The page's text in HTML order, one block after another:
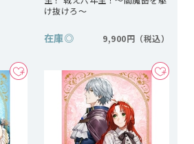
け抜けろ～
在庫◎ 9,900円